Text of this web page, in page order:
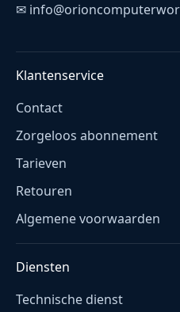
✉
Klantenservice
Contact
Zorgeloos abonnement
Tarieven
Retouren
Algemene voorwaarden
Diensten
Technische dienst